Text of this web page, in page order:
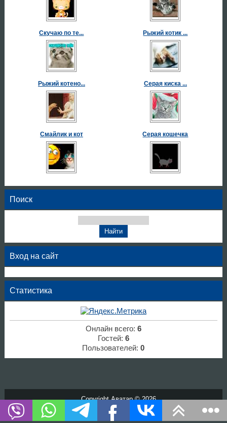
Скучаю по те... Рыжий котик ...
Рыжий котено... Серая киска ...
Смайлик и кот Серая кошечка
Поиск
Вход на сайт
Статистика
Онлайн всего: 6
Гостей: 6
Пользователей:0
Copyright Аватар © 2026
Хостинг от
uCoz